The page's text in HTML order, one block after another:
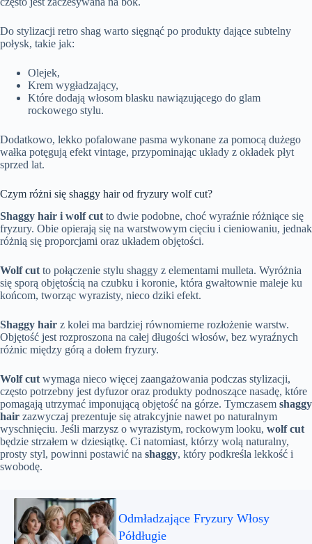
Do stylizacji retro shag warto sięgnąć po produkty dające subtelny
połysk, takie jak:
Olejek,
Krem wygładzający,
Które dodają włosom blasku nawiązującego do glam
rockowego stylu.
Dodatkowo, lekko pofalowane pasma wykonane za pomocą dużego
wałka potęgują efekt vintage, przypominając układy z okładek płyt
sprzed lat.
Czym różni się shaggy hair od fryzury wolf cut?
Shaggy hair i wolf cutto dwie podobne, choć wyraźnie różniące się
fryzury. Obie opierają się na warstwowym cięciu i cieniowaniu, jednak
różnią się proporcjami oraz układem objętości.
Wolf cutto połączenie stylu shaggy z elementami mulleta. Wyróżnia
się sporą objętością na czubku i koronie, która gwałtownie maleje ku
końcom, tworząc wyrazisty, nieco dziki efekt.
Shaggy hair z kolei ma bardziej równomierne rozłożenie warstw.
Objętość jest rozproszona na całej długości włosów, bez wyraźnych
różnic między górą a dołem fryzury.
Wolf cutwymaga nieco więcej zaangażowania podczas stylizacji,
często potrzebny jest dyfuzor oraz produkty podnoszące nasadę, które
pomagają utrzymać imponującą objętość na górze. Tymczasem shaggy
hair zazwyczaj prezentuje się atrakcyjnie nawet po naturalnym
wyschnięciu. Jeśli marzysz o wyrazistym, rockowym looku, wolf cut
będzie strzałem w dziesiątkę. Ci natomiast, którzy wolą naturalny,
prosty styl, powinni postawić na shaggy, który podkreśla lekkość i
swobodę.
Odmładzające Fryzury Włosy
Półdługie